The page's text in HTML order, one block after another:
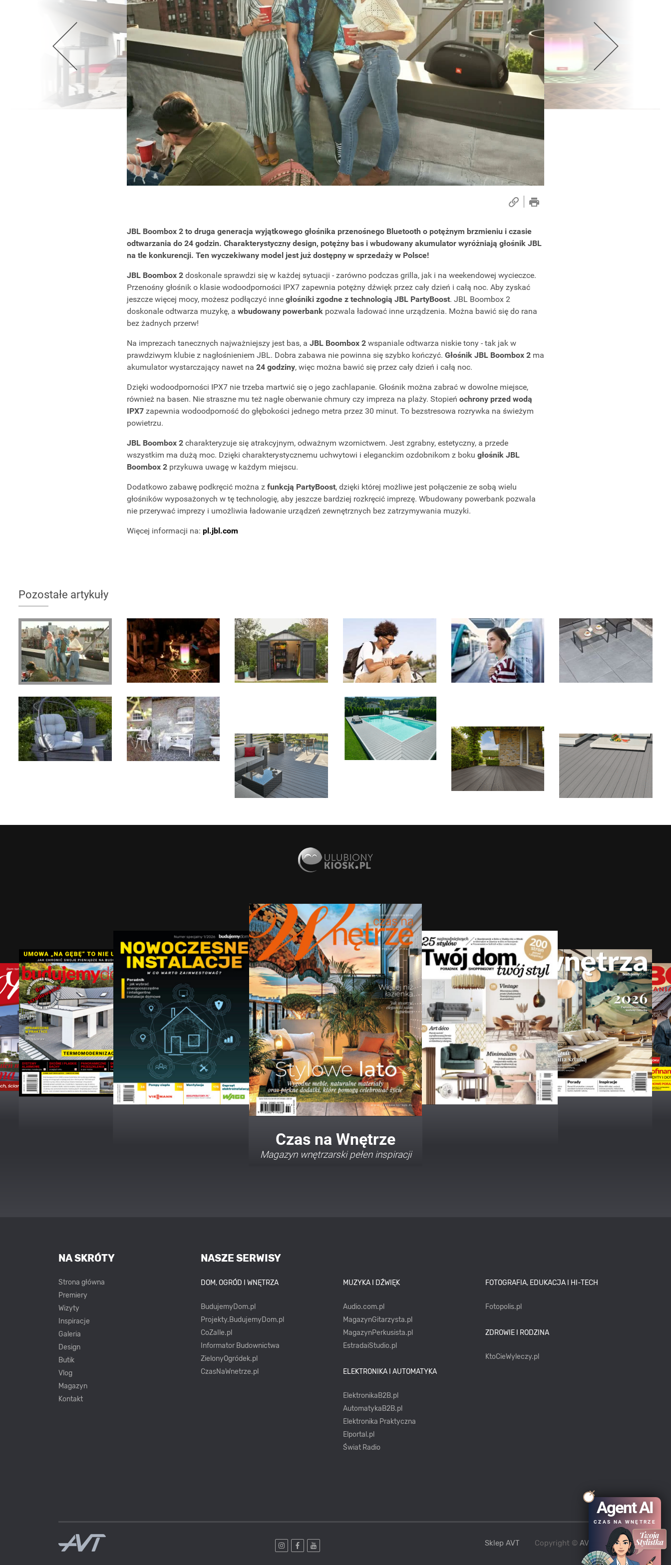
Wellnes
DIY
JBL Boombox 2 to druga generacja wyjątkowego głośnika przenośnego Bluetooth o potężnym brzmieniu i czasie
odtwarzania do 24 godzin. Charakterystyczny design, potężny bas i wbudowany akumulator wyróżniają głośnik JBL
na tle konkurencji. Ten wyczekiwany model jest już dostępny w sprzedaży w Polsce!
JBL Boombox 2doskonale sprawdzi się w każdej sytuacji - zarówno podczas grilla, jak i na weekendowej wycieczce.
Przenośny głośnik o klasie wodoodporności IPX7 zapewnia potężny dźwięk przez cały dzień i całą noc. Aby zyskać
jeszcze więcej mocy, możesz podłączyć inne głośniki zgodne z technologią JBL PartyBoost. JBL Boombox 2
doskonale odtwarza muzykę, a wbudowany powerbank pozwala ładować inne urządzenia. Można bawić się do rana
bez żadnych przerw!
Na imprezach tanecznych najważniejszy jest bas, a JBL Boombox 2wspaniale odtwarza niskie tony - tak jak w
prawdziwym klubie z nagłośnieniem JBL. Dobra zabawa nie powinna się szybko kończyć. Głośnik JBL Boombox 2ma
akumulator wystarczający nawet na 24 godziny, więc można bawić się przez cały dzień i całą noc.
Dzięki wodoodporności IPX7 nie trzeba martwić się o jego zachlapanie. Głośnik można zabrać w dowolne miejsce,
również na basen. Nie straszne mu też nagłe oberwanie chmury czy impreza na plaży. Stopień ochrony przed wodą
IPX7zapewnia wodoodporność do głębokości jednego metra przez 30 minut. To bezstresowa rozrywka na świeżym
powietrzu.
JBL Boombox 2charakteryzuje się atrakcyjnym, odważnym wzornictwem. Jest zgrabny, estetyczny, a przede
wszystkim ma dużą moc. Dzięki charakterystycznemu uchwytowi i eleganckim ozdobnikom z boku głośnik JBL
Boombox 2przykuwa uwagę w każdym miejscu.
Dodatkowo zabawę podkręcić można z funkcją PartyBoost, dzięki której możliwe jest połączenie ze sobą wielu
głośników wyposażonych w tę technologię, aby jeszcze bardziej rozkręcić imprezę. Wbudowany powerbank pozwala
nie przerywać imprezy i umożliwia ładowanie urządzeń zewnętrznych bez zatrzymywania muzyki.
Więcej informacji na: pl.jbl.com
Pozostałe artykuły
Twój Dom Twój Styl
Porady i inspiracje w najmodniejszych
NASZE SERWISY
DOM, OGRÓD I WNĘTRZA
BudujemyDom.pl
Projekty.BudujemyDom.pl
CoZaIle.pl
Informator Budownictwa
ZielonyOgródek.pl
CzasNaWnetrze.pl
MUZYKA I DŹWIĘK
Audio.com.pl
MagazynGitarzysta.pl
MagazynPerkusista.pl
EstradaiStudio.pl
ELEKTRONIKA I AUTOMATYKA
ElektronikaB2B.pl
AutomatykaB2B.pl
Elektronika Praktyczna
Elportal.pl
Świat Radio
FOTOGRAFIA, EDUKACJA I HI-TECH
Fotopolis.pl
ZDROWIE I RODZINA
KtoCieWyleczy.pl
NA SKRÓTY
Strona główna
Premiery
Wizyty
Inspiracje
Galeria
Design
Butik
Vlog
Magazyn
Kontakt
Sklep AVT Copyright © AVT 2021
Agent AI
CZAS NA WNĘTRZE